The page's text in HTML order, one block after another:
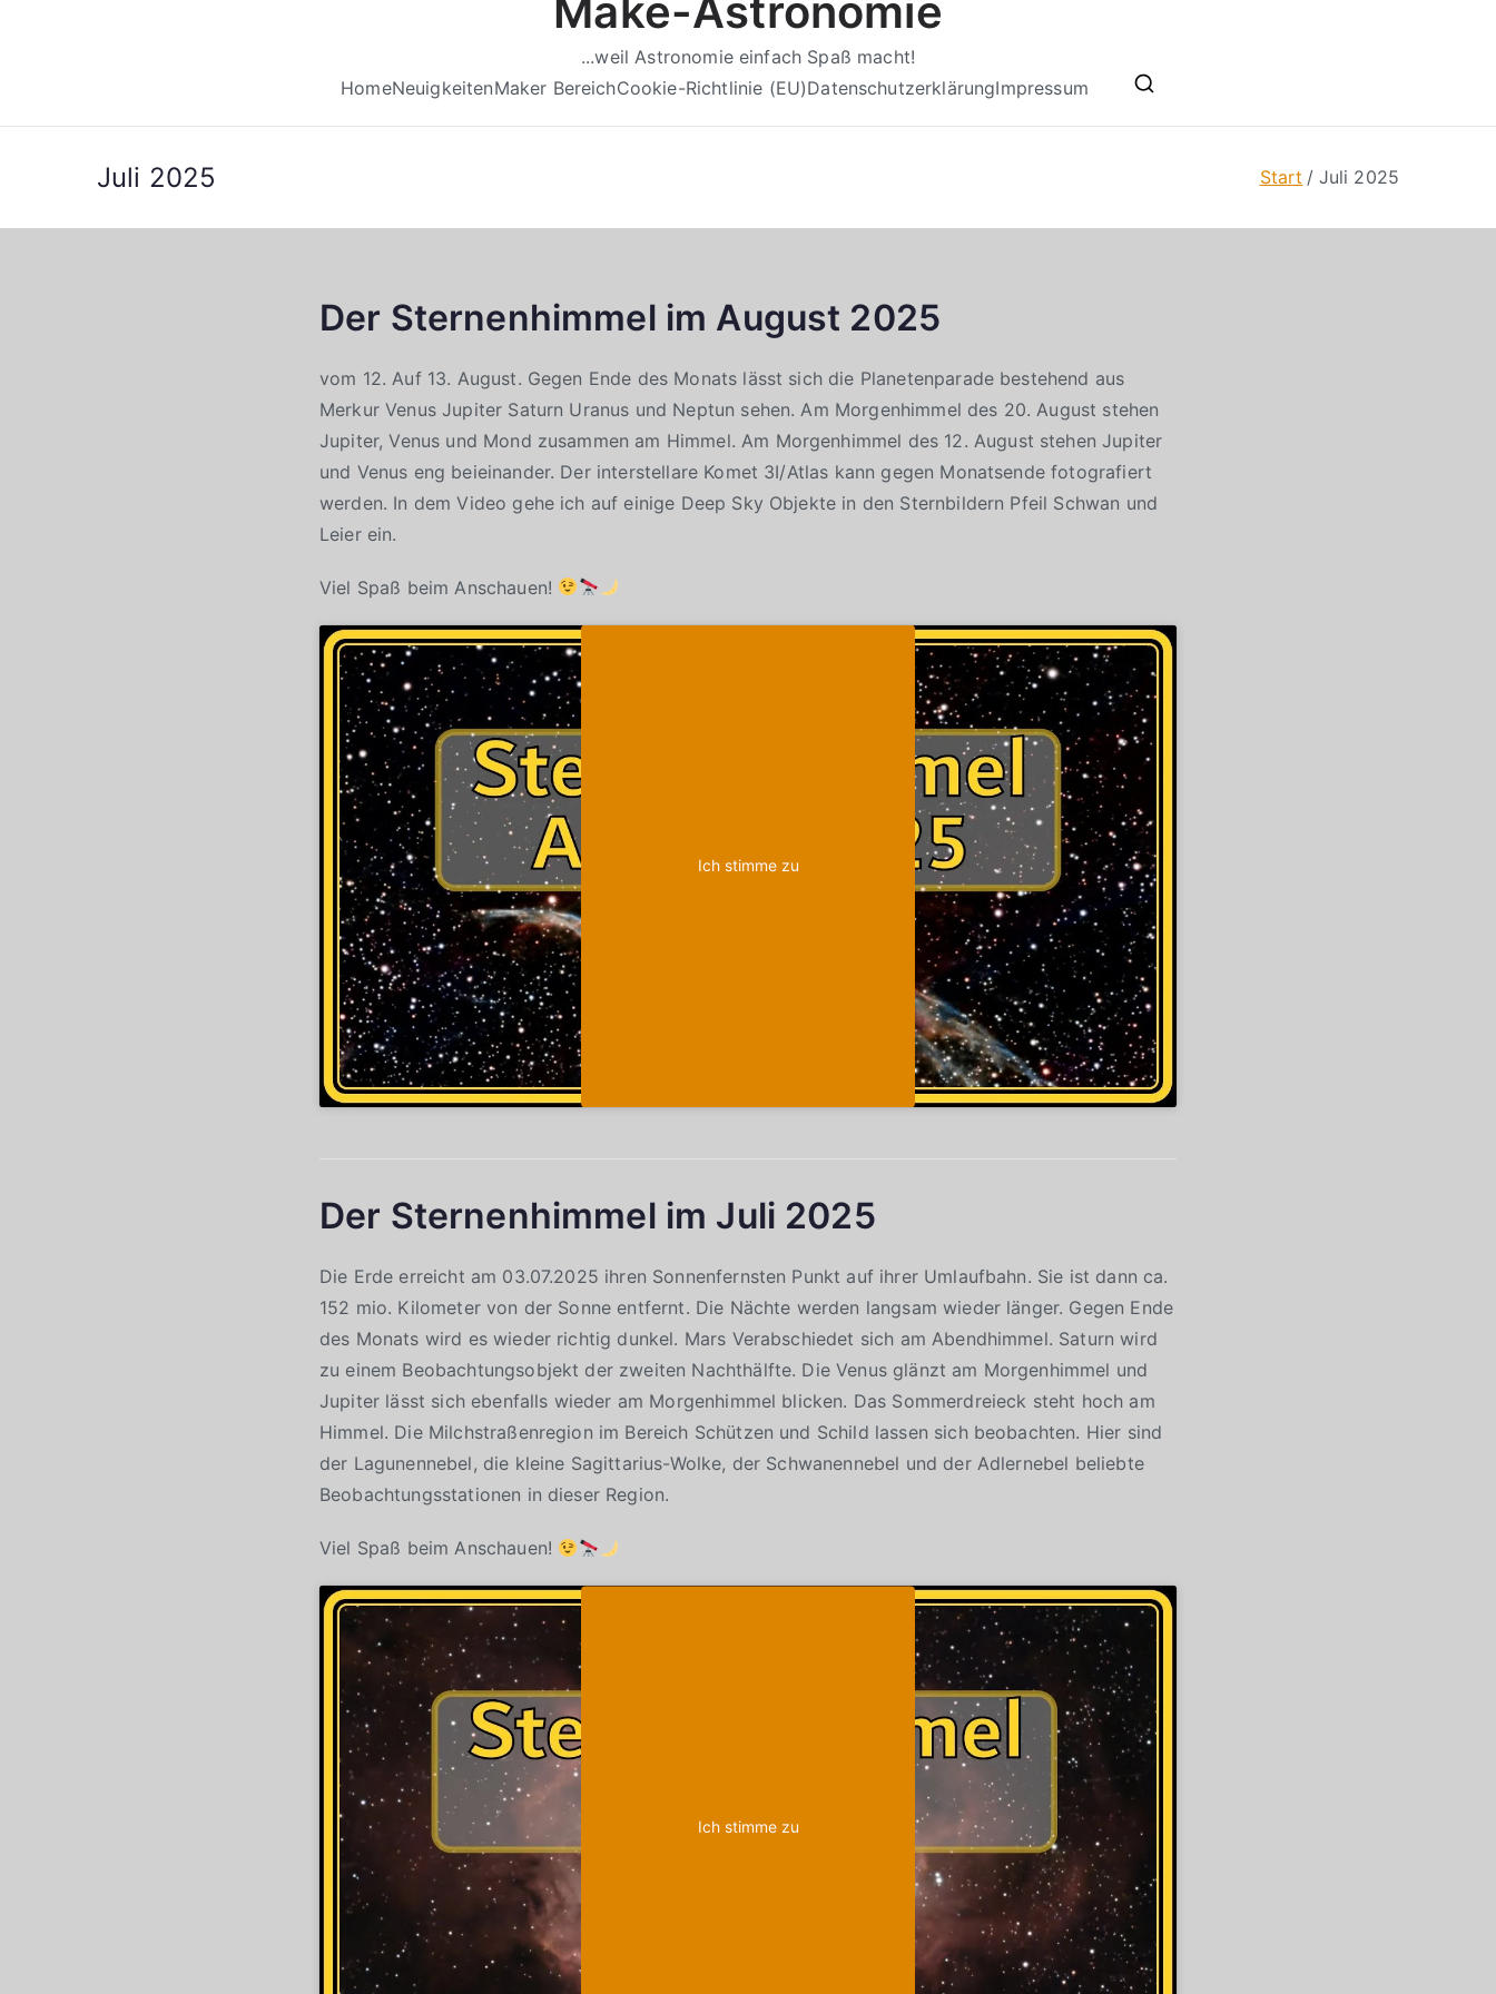
Make-Astronomie
...weil Astronomie einfach Spaß macht!
HomeNeuigkeitenMaker BereichCookie-Richtlinie (EU)DatenschutzerklärungImpressum
Juli 2025 Start Juli 2025
Der Sternenhimmel im August 2025
vom 12. Auf 13. August. Gegen Ende des Monats lässt sich die Planetenparade bestehend aus
Merkur Venus Jupiter Saturn Uranus und Neptun sehen. Am Morgenhimmel des 20. August stehen
Jupiter, Venus und Mond zusammen am Himmel. Am Morgenhimmel des 12. August stehen Jupiter
und Venus eng beieinander. Der interstellare Komet 3I/Atlas kann gegen Monatsende fotografiert
werden. In dem Video gehe ich auf einige Deep Sky Objekte in den Sternbildern Pfeil Schwan und
Leier ein.
Viel Spaß beim Anschauen!
Ich stimme zu
Der Sternenhimmel im Juli 2025
Die Erde erreicht am 03.07.2025 ihren Sonnenfernsten Punkt auf ihrer Umlaufbahn. Sie ist dann ca.
152 mio. Kilometer von der Sonne entfernt. Die Nächte werden langsam wieder länger. Gegen Ende
des Monats wird es wieder richtig dunkel. Mars Verabschiedet sich am Abendhimmel. Saturn wird
zu einem Beobachtungsobjekt der zweiten Nachthälfte. Die Venus glänzt am Morgenhimmel und
Jupiter lässt sich ebenfalls wieder am Morgenhimmel blicken. Das Sommerdreieck steht hoch am
Himmel. Die Milchstraßenregion im Bereich Schützen und Schild lassen sich beobachten. Hier sind
der Lagunennebel, die kleine Sagittarius-Wolke, der Schwanennebel und der Adlernebel beliebte
Beobachtungsstationen in dieser Region.
Viel Spaß beim Anschauen!
Ich stimme zu